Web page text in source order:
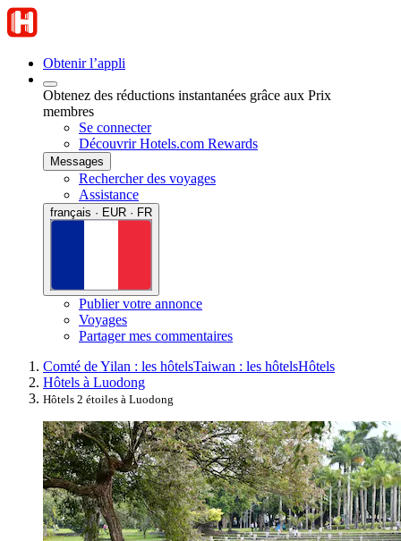
Obtenir l’appli
Obtenez des réductions instantanées grâce aux Prix
membres
Se connecter
Découvrir Hotels.com Rewards
Messages
Rechercher des voyages
Assistance
français · EUR · FR
Publier votre annonce
Voyages
Partager mes commentaires
Comté de Yilan : les hôtelsTaiwan : les hôtelsHôtels
Hôtels à Luodong
Hôtels 2 étoiles à Luodong